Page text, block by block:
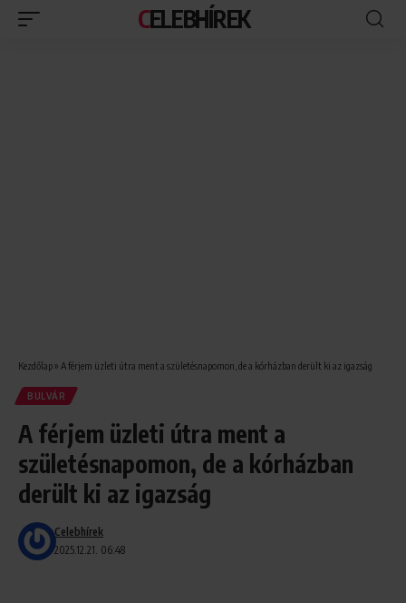
CELEBHÍREK
Kezdőlap» A férjem üzleti útra ment a születésnapomon, de a kórházban derült ki az igazság
BULVÁR
A férjem üzleti útra ment a
születésnapomon, de a kórházban
derült ki az igazság
2025.12.21. 06:48
Celebhírek